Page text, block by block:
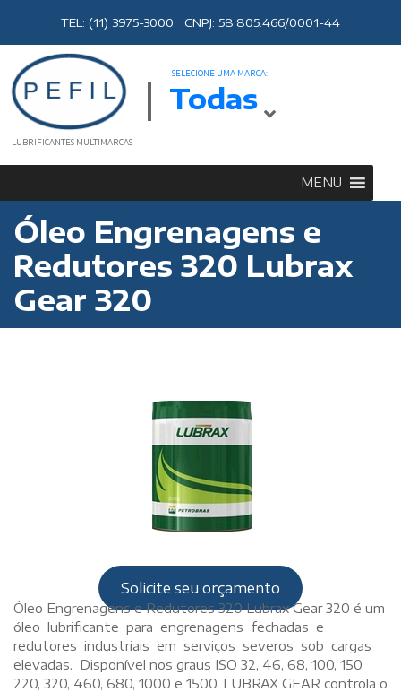
TEL: (11) 3975-3000 CNPJ: 58.805.466/0001-44
LUBRIFICANTES MULTIMARCAS
SELECIONE UMA MARCA:
Todas
MENU
Óleo Engrenagens e
Redutores 320 Lubrax
Gear 320
Solicite seu orçamento
Óleo Engrenagens e Redutores 320 Lubrax Gear 320 é um
óleo lubrificante para engrenagens fechadas e
redutores industriais em serviços severos sob cargas
elevadas. Disponível nos graus ISO 32, 46, 68, 100, 150,
220, 320, 460, 680, 1000 e 1500. LUBRAX GEAR controla o